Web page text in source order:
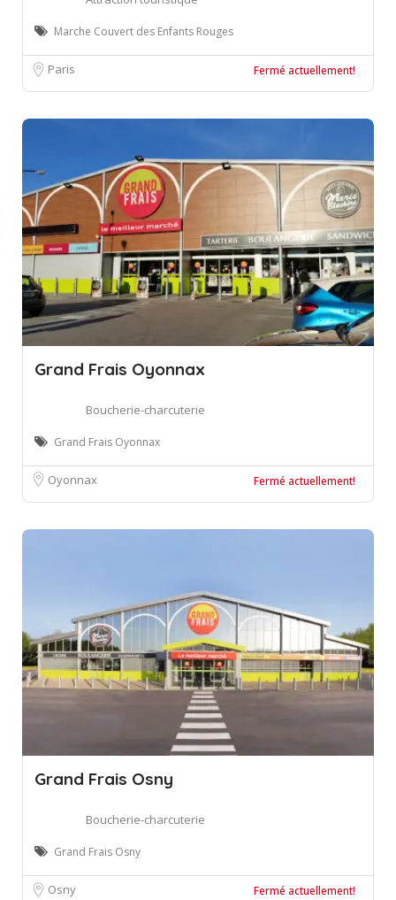
Marche Couvert des Enfants Rouges
Paris Fermé actuellement!
Grand Frais Oyonnax
Boucherie-charcuterie
Grand Frais Oyonnax
Oyonnax Fermé actuellement!
Grand Frais Osny
Boucherie-charcuterie
Grand Frais Osny
Osny Fermé actuellement!